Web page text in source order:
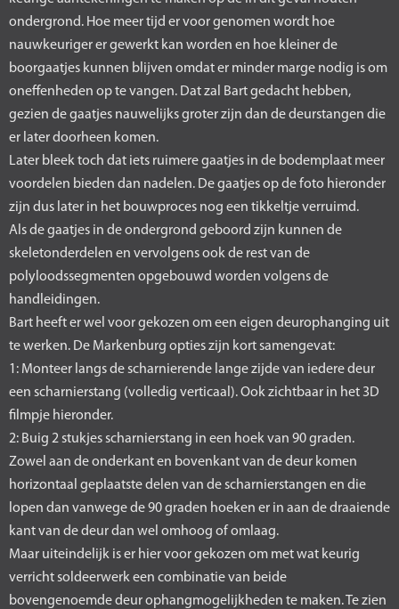
ondergrond. Hoe meer tijd er voor genomen wordt hoe
nauwkeuriger er gewerkt kan worden en hoe kleiner de
boorgaatjes kunnen blijven omdat er minder marge nodig is om
oneffenheden op te vangen. Dat zal Bart gedacht hebben,
gezien de gaatjes nauwelijks groter zijn dan de deurstangen die
er later doorheen komen.
Later bleek toch dat iets ruimere gaatjes in de bodemplaat meer
voordelen bieden dan nadelen. De gaatjes op de foto hieronder
zijn dus later in het bouwproces nog een tikkeltje verruimd.
Als de gaatjes in de ondergrond geboord zijn kunnen de
skeletonderdelen en vervolgens ook de rest van de
polyloodssegmenten opgebouwd worden volgens de
handleidingen.
Bart heeft er wel voor gekozen om een eigen deurophanging uit
te werken. De Markenburg opties zijn kort samengevat:
1: Monteer langs de scharnierende lange zijde van iedere deur
een scharnierstang (volledig verticaal). Ook zichtbaar in het 3D
filmpje hieronder.
2: Buig 2 stukjes scharnierstang in een hoek van 90 graden.
Zowel aan de onderkant en bovenkant van de deur komen
horizontaal geplaatste delen van de scharnierstangen en die
lopen dan vanwege de 90 graden hoeken er in aan de draaiende
kant van de deur dan wel omhoog of omlaag.
Maar uiteindelijk is er hier voor gekozen om met wat keurig
verricht soldeerwerk een combinatie van beide
bovengenoemde deur ophangmogelijkheden te maken. Te zien